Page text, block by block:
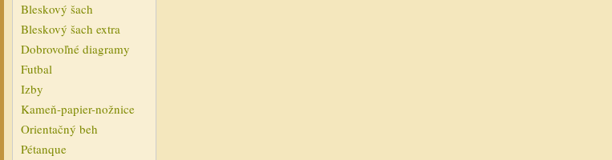
Bleskový šach
Bleskový šach extra
Dobrovoľné diagramy
Futbal
Izby
Kameň-papier-nožnice
Orientačný beh
Pétanque